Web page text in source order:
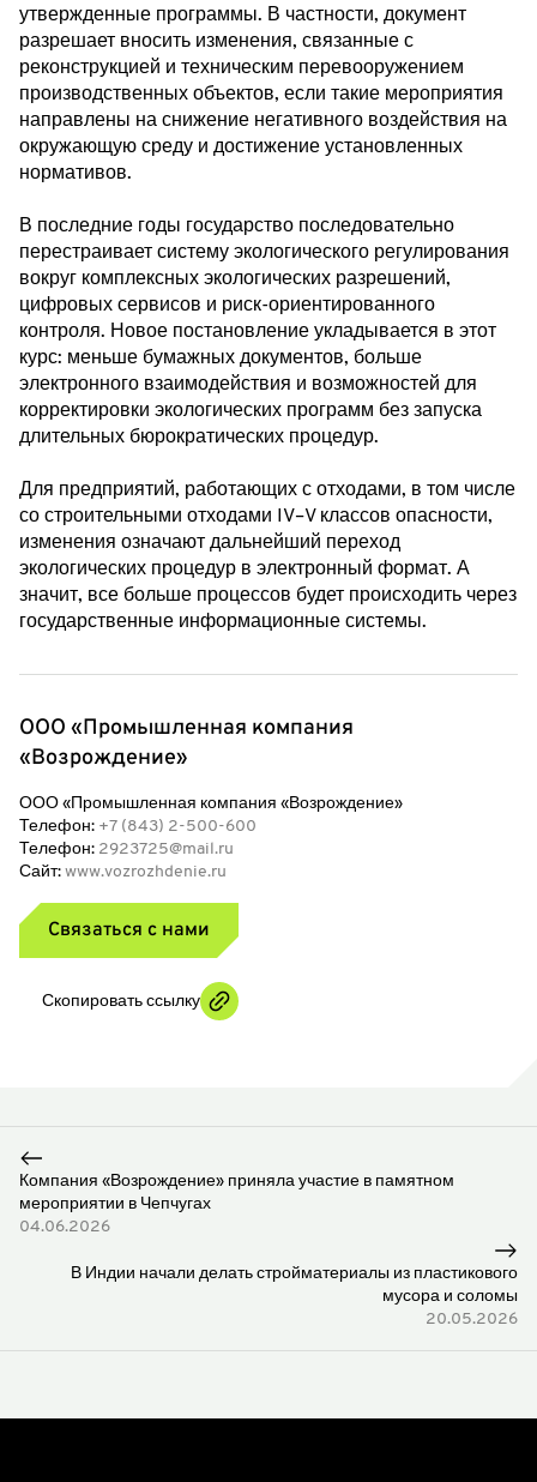
утвержденные программы. В частности, документ
разрешает вносить изменения, связанные с
реконструкцией и техническим перевооружением
производственных объектов, если такие мероприятия
направлены на снижение негативного воздействия на
окружающую среду и достижение установленных
нормативов.
В последние годы государство последовательно
перестраивает систему экологического регулирования
вокруг комплексных экологических разрешений,
цифровых сервисов и риск-ориентированного
контроля. Новое постановление укладывается в этот
курс: меньше бумажных документов, больше
электронного взаимодействия и возможностей для
корректировки экологических программ без запуска
длительных бюрократических процедур.
Для предприятий, работающих с отходами, в том числе
со строительными отходами IV–V классов опасности,
изменения означают дальнейший переход
экологических процедур в электронный формат. А
значит, все больше процессов будет происходить через
государственные информационные системы.
ООО «Промышленная компания
«Возрождение»
ООО «Промышленная компания «Возрождение»
Телефон: +7 (843) 2-500-600
Телефон: 2923725@mail.ru
Сайт: www.vozrozhdenie.ru
Связаться с нами
Скопировать ссылку
Компания «Возрождение» приняла участие в памятном
мероприятии в Чепчугах
04.06.2026
В Индии начали делать стройматериалы из пластикового
мусора и соломы
20.05.2026